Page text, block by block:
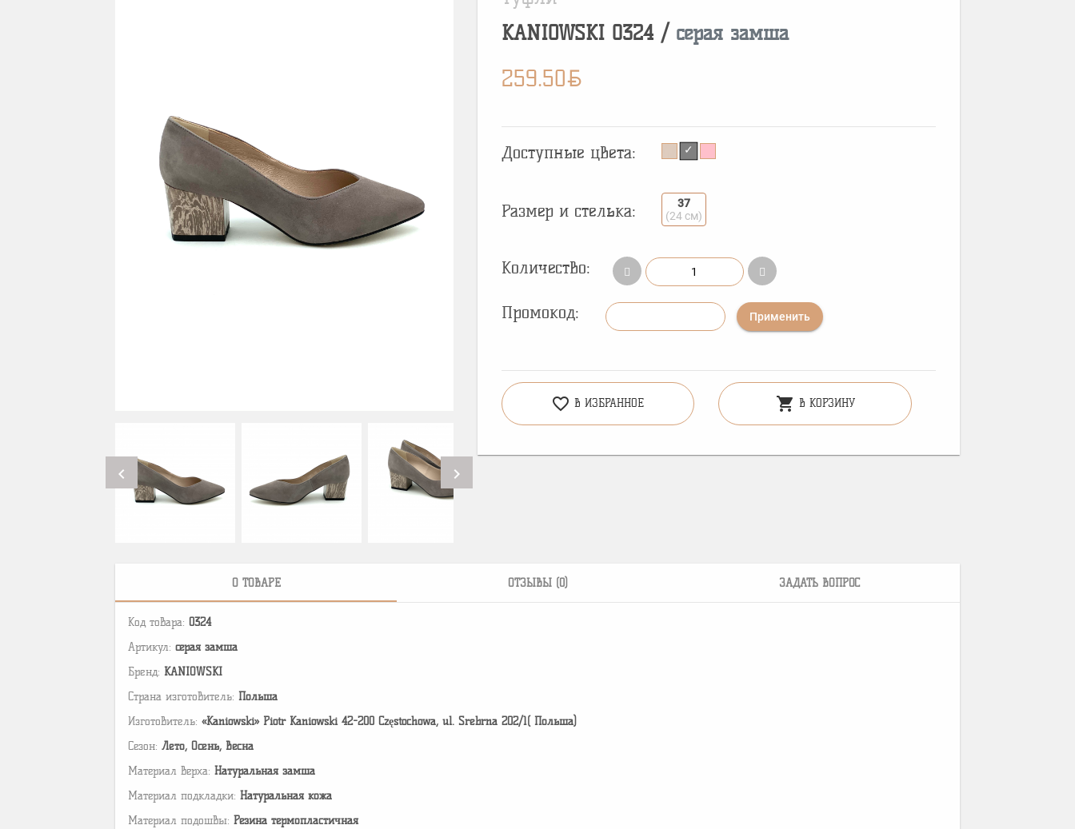
chevron_left chevron_right
KANIOWSKI 0324/ серая замша
259.50BYN
Доступные цвета:
Размер и стелька:
37
(24 см)
Количество:
Промокод: Применить
favorite_border В ИЗБРАННОЕ shopping_cart В КОРЗИНУ
О ТОВАРЕ ОТЗЫВЫ (0) ЗАДАТЬ ВОПРОС
Код товара: 0324
Артикул: серая замша
Бренд: KANIOWSKI
Страна изготовитель: Польша
Изготовитель: «Kaniowski» Piotr Kaniowski 42-200 Częstochowa, ul. Srebrna 202/1( Польша)
Сезон: Лето, Осень, Весна
Материал верха: Натуральная замша
Материал подкладки: Натуральная кожа
Материал подошвы: Резина термопластичная